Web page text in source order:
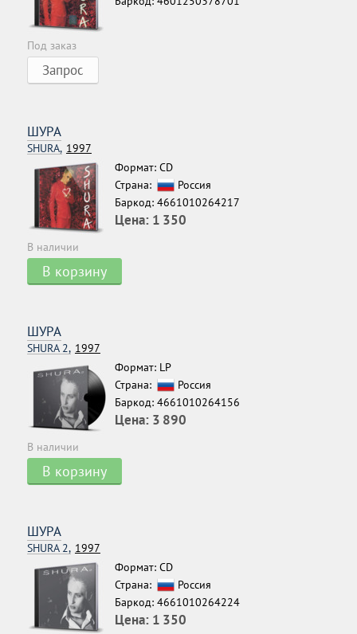
Под заказ
Запрос
ШУРА
SHURA, 1997
Формат: CD
Страна:
Россия
Баркод: 4661010264217
Цена: 1 350
В наличии
В корзину
ШУРА
SHURA 2, 1997
Формат: LP
Страна:
Россия
Баркод: 4661010264156
Цена: 3 890
В наличии
В корзину
ШУРА
SHURA 2, 1997
Формат: CD
Страна:
Россия
Баркод: 4661010264224
Цена: 1 350